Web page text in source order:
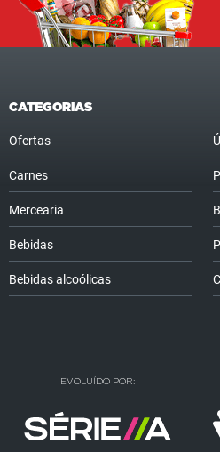
CATEGORIAS
Ofertas
Carnes
Mercearia
Bebidas
Bebidas alcoólicas
EVOLUÍDO POR: